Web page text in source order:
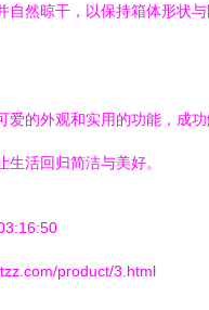
然晾干，以保持箱体形状与
的外观和实用的功能，成
活回归简洁与美好。
product/3.html